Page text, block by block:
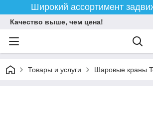
Широкий ассортимент
Качество выше, чем цена!
Товары и услуги Шаровые краны